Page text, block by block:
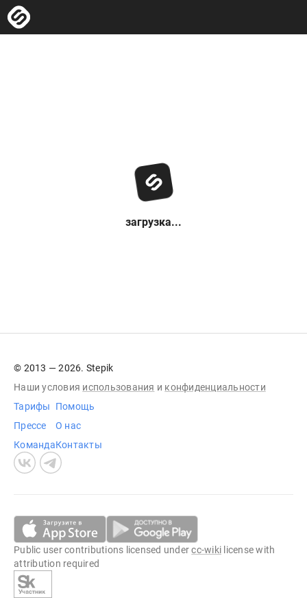
загрузка...
© 2013 — 2026. Stepik
Наши условия использования и конфиденциальности
Тарифы
Прессе
Команда
Помощь
О нас
Контакты
Public user contributions licensed undercc-wiki license with
attribution required